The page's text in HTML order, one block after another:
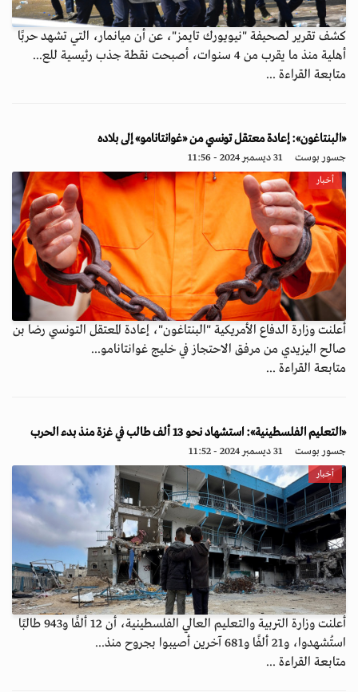
كشف تقرير لصحيفة "نيويورك تايمز"، عن أن ميانمار، التي تشهد حربًا
أهلية منذ ما يقرب من 4 سنوات، أصبحت نقطة جذب رئيسية للع...
متابعة القراءة ...
«البنتاغون»: إعادة معتقل تونسي من «غوانتانامو» إلى بلاده
جسور بوست 31 ديسمبر 2024 - 11:56
أخبار
أعلنت وزارة الدفاع الأمريكية "البنتاغون"، إعادة المعتقل التونسي رضا بن
صالح اليزيدي من مرفق الاحتجاز في خليج غوانتانامو...
متابعة القراءة ...
«التعليم الفلسطينية»: استشهاد نحو 13 ألف طالب في غزة منذ بدء الحرب
جسور بوست 31 ديسمبر 2024 - 11:52
أخبار
أعلنت وزارة التربية والتعليم العالي الفلسطينية، أن 12 ألفًا و943 طالبًا
استُشهدوا، و21 ألفًا و681 آخرين أصيبوا بجروح منذ...
متابعة القراءة ...